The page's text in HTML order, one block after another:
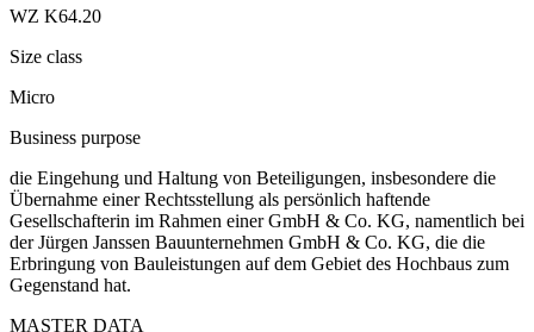
WZ K64.20
Size class
Micro
Business purpose
die Eingehung und Haltung von Beteiligungen, insbesondere die
Übernahme einer Rechtsstellung als persönlich haftende
Gesellschafterin im Rahmen einer GmbH & Co. KG, namentlich bei
der Jürgen Janssen Bauunternehmen GmbH & Co. KG, die die
Erbringung von Bauleistungen auf dem Gebiet des Hochbaus zum
Gegenstand hat.
MASTER DATA